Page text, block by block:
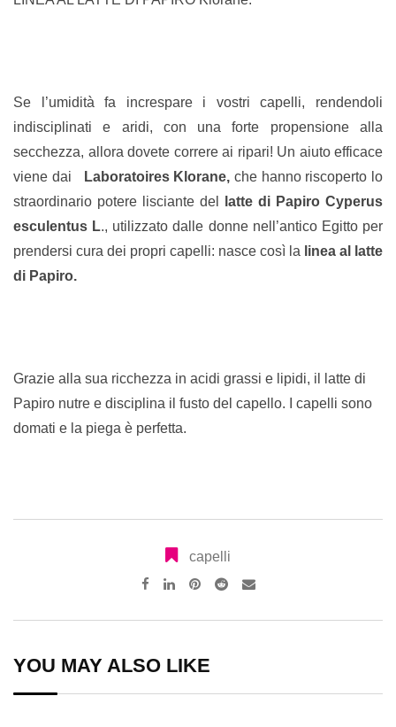
Se l’umidità fa increspare i vostri capelli, rendendoli
indisciplinati e aridi, con una forte propensione alla
secchezza, allora dovete correre ai ripari! Un aiuto efficace
viene dai
Laboratoires Klorane,che hanno riscoperto lo
straordinario potere lisciante del
latte di Papiro Cyperus
esculentus L., utilizzato dalle donne nell’antico Egitto per
prendersi cura dei propri capelli: nasce così la linea al latte
di Papiro.
Grazie alla sua ricchezza in acidi grassi e lipidi, il latte di
Papiro nutre e disciplina il fusto del capello. I capelli sono
domati e la piega è perfetta.
capelli
Pinterest
RedditShare
YOU MAY ALSO LIKE